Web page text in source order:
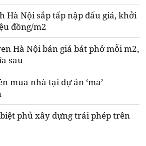
Hà Nội sắp tấp nập đấu giá, khởi
đồng/m2
Hà Nội bán giá bát phở mỗi m2,
sau
mua nhà tại dự án ‘ma’
phủ xây dựng trái phép trên